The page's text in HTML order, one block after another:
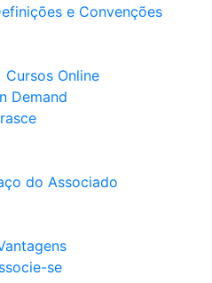
e Convenções
Cursos Online
Demand
do Associado
se